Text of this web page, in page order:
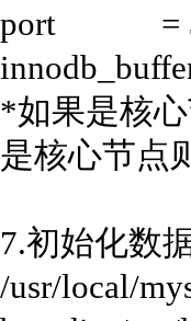
port =
*如果是核
是核心节点
7.初始化数
/usr/local/